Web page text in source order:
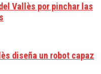
Vallès por pinchar las
diseña un robot capaz